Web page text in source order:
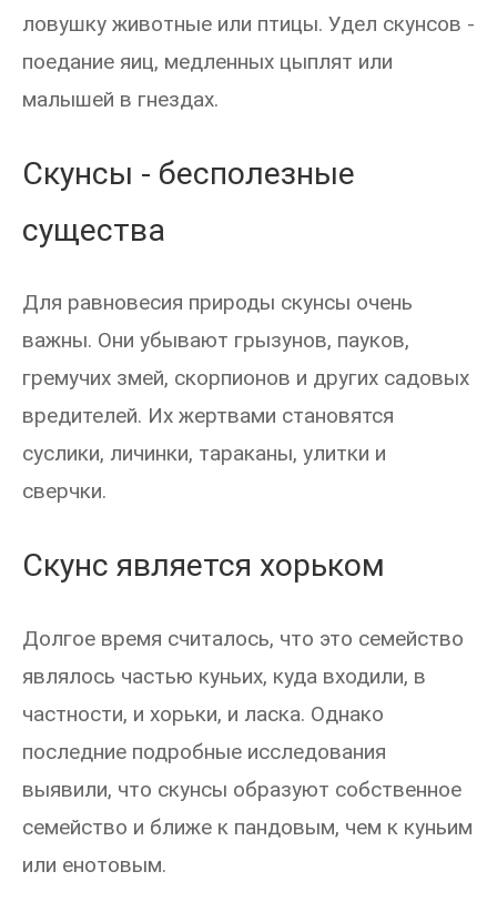
ловушку животные или птицы. Удел скунсов -
поедание яиц, медленных цыплят или
малышей в гнездах.
Скунсы - бесполезные
существа
Для равновесия природы скунсы очень
важны. Они убывают грызунов, пауков,
гремучих змей, скорпионов и других садовых
вредителей. Их жертвами становятся
суслики, личинки, тараканы, улитки и
сверчки.
Скунс является хорьком
Долгое время считалось, что это семейство
являлось частью куньих, куда входили, в
частности, и хорьки, и ласка. Однако
последние подробные исследования
выявили, что скунсы образуют собственное
семейство и ближе к пандовым, чем к куньим
или енотовым.